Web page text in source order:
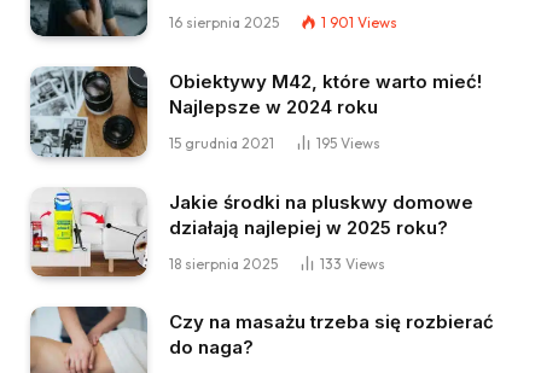
16 sierpnia 2025 1 901 Views
Obiektywy M42, które warto mieć!
Najlepsze w 2024 roku
15 grudnia 2021 195 Views
Jakie środki na pluskwy domowe
działają najlepiej w 2025 roku?
18 sierpnia 2025 133 Views
Czy na masażu trzeba się rozbierać
do naga?